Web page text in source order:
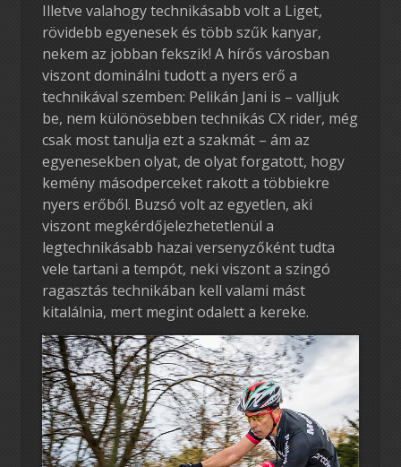
Illetve valahogy technikásabb volt a Liget,
rövidebb egyenesek és több szűk kanyar,
nekem az jobban fekszik! A hírős városban
viszont dominálni tudott a nyers erő a
technikával szemben: Pelikán Jani is – valljuk
be, nem különösebben technikás CX rider, még
csak most tanulja ezt a szakmát – ám az
egyenesekben olyat, de olyat forgatott, hogy
kemény másodperceket rakott a többiekre
nyers erőből. Buzsó volt az egyetlen, aki
viszont megkérdőjelezhetetlenül a
legtechnikásabb hazai versenyzőként tudta
vele tartani a tempót, neki viszont a szingó
ragasztás technikában kell valami mást
kitalálnia, mert megint odalett a kereke.